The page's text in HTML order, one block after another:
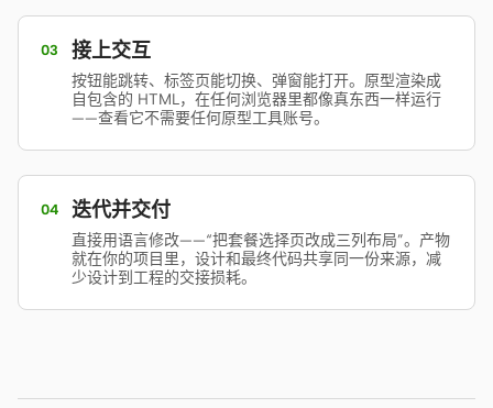
视频 设计系统
角色
独立开发者 设计师
市场
AI 线框图生成器 AI UI 生成器
截图转代码 HTML to PPT
03 接上交互
按钮能跳转、标签页能切换、弹窗能打开。原型渲染成
自包含的 HTML，在任何浏览器里都像真东西一样运行
——查看它不需要任何原型工具账号。
04 迭代并交付
直接用语言修改——“把套餐选择页改成三列布局”。产物
就在你的项目里，设计和最终代码共享同一份来源，减
少设计到工程的交接损耗。